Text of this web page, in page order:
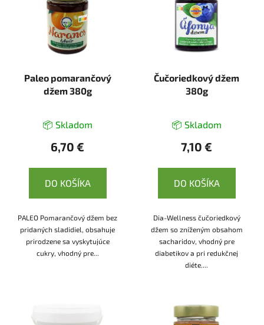
Paleo pomarančový
džem 380g
📦 Skladom
6,70 €
DO KOŠÍKA
PALEO Pomarančový džem bez
pridaných sladidiel, obsahuje
prirodzene sa vyskytujúce
cukry, vhodný pre...
Čučoriedkový džem
380g
📦 Skladom
7,10 €
DO KOŠÍKA
Dia-Wellness čučoriedkový
džem so zníženým obsahom
sacharidov, vhodný pre
diabetikov a pri redukčnej
diéte....